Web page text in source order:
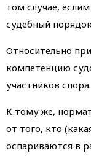
том случае,
судебный
Относительно
компетенцию
участников спора.
К тому же,
от того, кто
оспариваются в